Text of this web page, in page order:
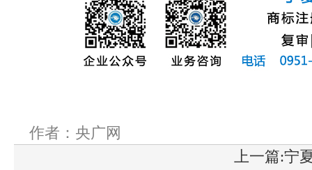
作者：央广网
上一篇:宁